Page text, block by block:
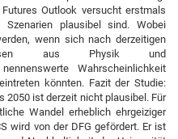
Outlook versucht erstmals
plausibel sind. Wobei
wenn sich nach derzeitigen
aus Physik und
Wahrscheinlichkeit
könnten. Fazit der Studie:
2050 ist derzeit nicht plausibel. Für
Wandel erheblich ehrgeiziger
wird von der DFG gefördert. Er ist